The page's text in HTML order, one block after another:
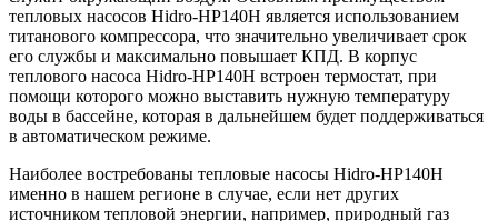
тепловых насосов Hidro-HP140H является использованием
титанового компрессора, что значительно увеличивает срок
его службы и максимально повышает КПД. В корпус
теплового насоса Hidro-HP140H встроен термостат, при
помощи которого можно выставить нужную температуру
воды в бассейне, которая в дальнейшем будет поддерживаться
в автоматическом режиме.
Наиболее востребованы тепловые насосы Hidro-HP140H
именно в нашем регионе в случае, если нет других
источником тепловой энергии, например, природный газ